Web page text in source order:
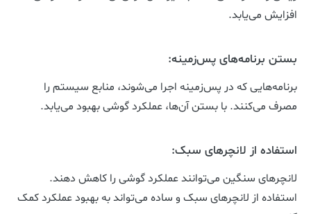
افزایش می‌یابد.
بستن برنامه‌های پس‌زمینه:
برنامه‌هایی که در پس‌زمینه اجرا می‌شوند، منابع سیستم را
مصرف می‌کنند. با بستن آن‌ها، عملکرد گوشی بهبود می‌یابد.
استفاده از لانچرهای سبک:
لانچرهای سنگین می‌توانند عملکرد گوشی را کاهش دهند.
استفاده از لانچرهای سبک و ساده می‌تواند به بهبود عملکرد کمک